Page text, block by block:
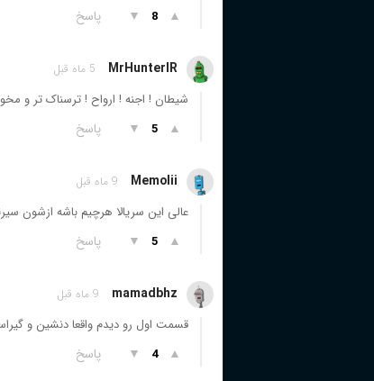
▲
8
▼ پاسخ
MrHunterIR 5 ماه قبل
شیطان ! اجنه ! ارواح ! ترسناک تر و
▲
5
▼ پاسخ
Memolii 9 ماه قبل
عالی این سریالا هرچیم باشه ازشون
▲
5
▼ پاسخ
mamadbhz 9 ماه قبل
قسمت اول رو دیدم واقعا دنشین و
▲
4
▼ پاسخ